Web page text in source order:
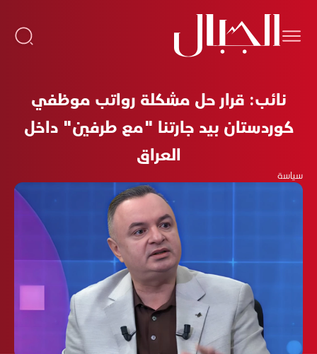
نائب: قرار حل مشكلة رواتب موظفي
كوردستان بيد جارتنا "مع طرفين" داخل
العراق
سياسة